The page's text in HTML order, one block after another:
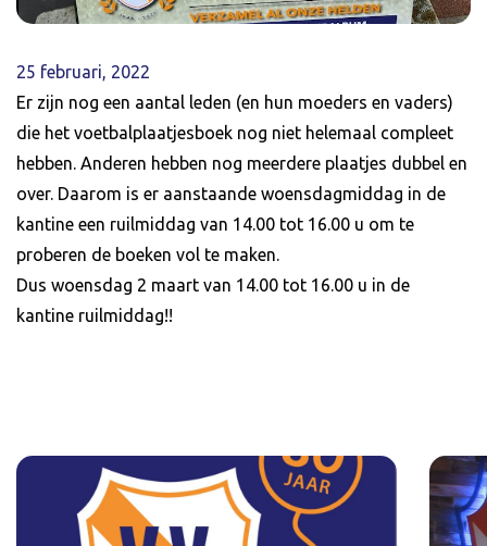
25 februari, 2022
Er zijn nog een aantal leden (en hun moeders en vaders)
die het voetbalplaatjesboek nog niet helemaal compleet
hebben. Anderen hebben nog meerdere plaatjes dubbel en
over. Daarom is er aanstaande woensdagmiddag in de
kantine een ruilmiddag van 14.00 tot 16.00 u om te
proberen de boeken vol te maken.
Dus woensdag 2 maart van 14.00 tot 16.00 u in de
kantine ruilmiddag!!